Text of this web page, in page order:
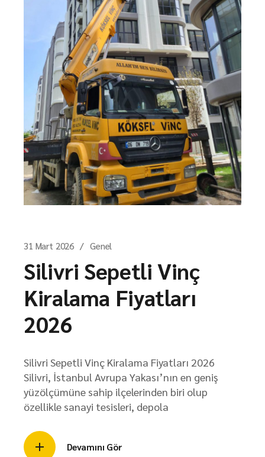
31 Mart 2026 Genel
Silivri Sepetli Vinç
Kiralama Fiyatları
2026
Silivri Sepetli Vinç Kiralama Fiyatları 2026
Silivri, İstanbul Avrupa Yakası’nın en geniş
yüzölçümüne sahip ilçelerinden biri olup
özellikle sanayi tesisleri, depola
Devamını Gör